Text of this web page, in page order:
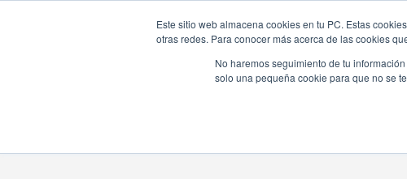
Este sitio web almacena cookies en tu PC. Estas
otras redes. Para conocer más acerca de las cookies
No haremos seguimiento de tu
solo una pequeña cookie para que no se